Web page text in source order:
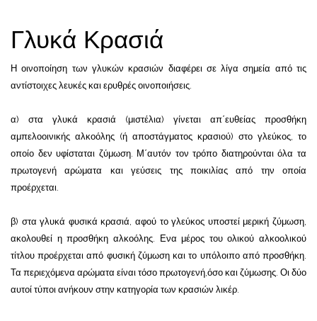
Γλυκά Κρασιά
Η οινοποίηση των γλυκών κρασιών διαφέρει σε λίγα σημεία από τις
αντίστοιχες λευκές και ερυθρές οινοποιήσεις.
α) στα γλυκά κρασιά (μιστέλια) γίνεται απ΄ευθείας προσθήκη
αμπελοοινικής αλκοόλης (ή αποστάγματος κρασιού) στο γλεύκος, το
οποίο δεν υφίσταται ζύμωση. Μ΄αυτόν τον τρόπο διατηρούνται όλα τα
πρωτογενή αρώματα και γεύσεις της ποικιλίας από την οποία
προέρχεται.
β) στα γλυκά φυσικά κρασιά, αφού το γλεύκος υποστεί μερική ζύμωση,
ακολουθεί η προσθήκη αλκοόλης. Ενα μέρος του ολικού αλκοολικού
τίτλου προέρχεται από φυσική ζύμωση και το υπόλοιπο από προσθήκη.
Τα περιεχόμενα αρώματα είναι τόσο πρωτογενή,όσο και ζύμωσης. Οι δύο
αυτοί τύποι ανήκουν στην κατηγορία των κρασιών λικέρ.